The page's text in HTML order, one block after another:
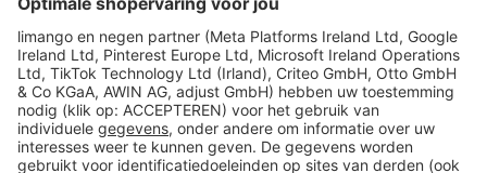
limango
Veilig winkelen
Klantenservice